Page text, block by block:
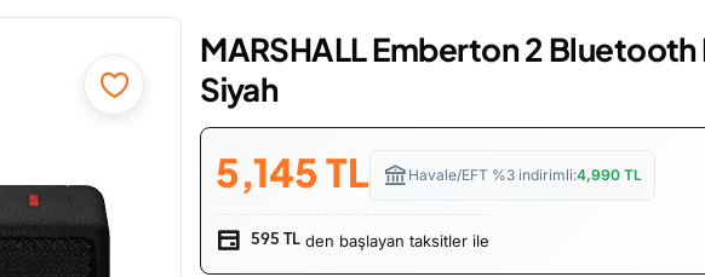
MARSHALL Emberton 2
Siyah
5,145 TL Havale/EFT %3 indirimli:4,990 TL
595 TL den başlayan taksitler ile